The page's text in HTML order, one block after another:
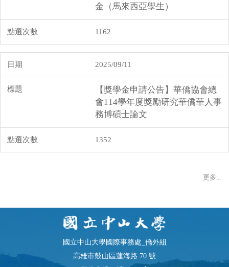
金（馬來西亞學生）
1162
2025/09/11
【獎學金申請公告】華僑協會總
會114學年度獎勵研究華僑華人事
務博碩士論文
1352
更多...
國立中山大學國際事務處_僑外組
高雄市鼓山區蓮海路 70 號